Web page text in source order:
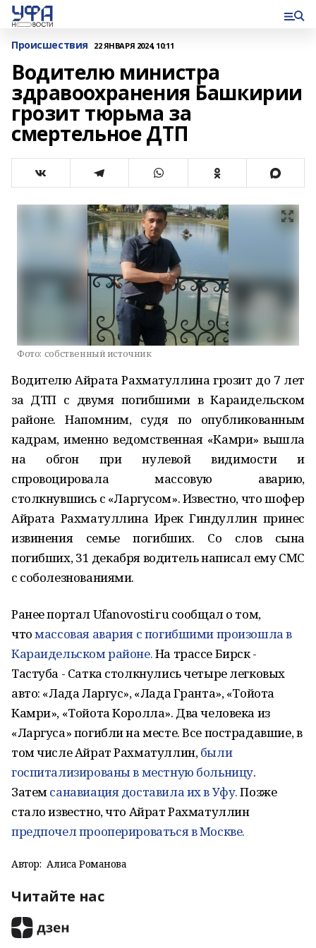
Происшествия 22 ЯНВАРЯ 2024, 10:11
Водителю министра
здравоохранения Башкирии
грозит тюрьма за
смертельное ДТП
Фото: собственный источник
Водителю Айрата Рахматуллина грозит до 7 лет
за ДТП с двумя погибшими в Караидельском
районе. Напомним, судя по опубликованным
кадрам, именно ведомственная «Камри» вышла
на обгон при нулевой видимости и
спровоцировала массовую аварию,
столкнувшись с «Ларгусом». Известно, что шофер
Айрата Рахматуллина Ирек Гиндуллин принес
извинения семье погибших. Со слов сына
погибших, 31 декабря водитель написал ему СМС
с соболезнованиями.
Ранее портал Ufanovosti.ru сообщал о том,
чтомассовая авария с погибшими произошла в
Караидельском районе.На трассе Бирск -
Тастуба - Сатка столкнулись четыре легковых
авто: «Лада Ларгус», «Лада Гранта», «Тойота
Камри», «Тойота Королла». Два человека из
«Ларгуса» погибли на месте. Все пострадавшие, в
том числе Айрат Рахматуллин,были
госпитализированы в местную больницу.
Затемсанавиация доставила их в Уфу.Позже
стало известно, что Айрат Рахматуллин
предпочел прооперироваться в Москве.
Автор: Алиса Романова
Читайте нас